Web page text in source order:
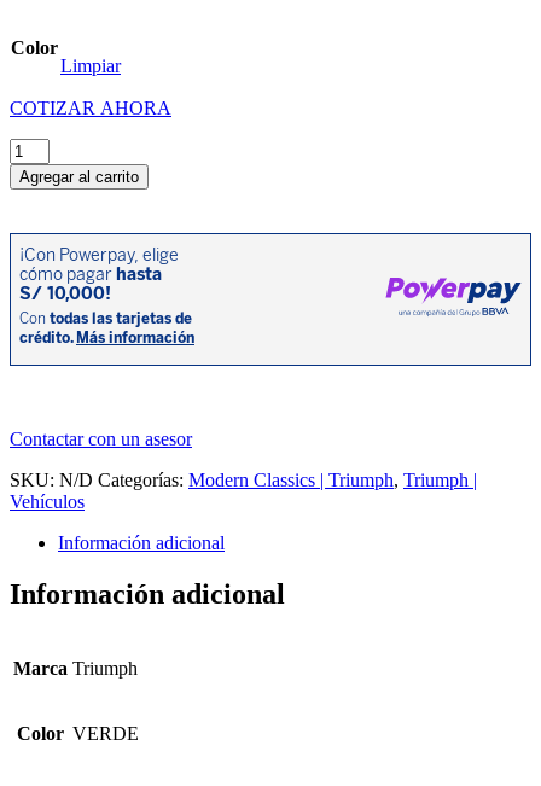
Color
Limpiar
COTIZAR AHORA
Triumph
Scrambler
1200
Chrome
Edition
cantidad
Agregar al carrito
Contactar con un asesor
SKU: N/D Categorías: Modern Classics | Triumph, Triumph |
Vehículos
Información adicional
Información adicional
Marca Triumph
Color VERDE